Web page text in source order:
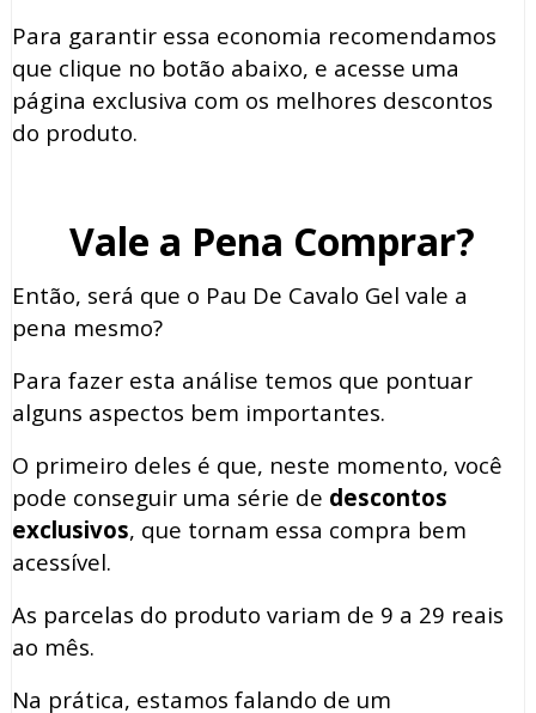
Para garantir essa economia recomendamos
que clique no botão abaixo, e acesse uma
página exclusiva com os melhores descontos
do produto.
Vale a Pena Comprar?
Então, será que o Pau De Cavalo Gel vale a
pena mesmo?
Para fazer esta análise temos que pontuar
alguns aspectos bem importantes.
O primeiro deles é que, neste momento, você
pode conseguir uma série de descontos
exclusivos, que tornam essa compra bem
acessível.
As parcelas do produto variam de 9 a 29 reais
ao mês.
Na prática, estamos falando de um